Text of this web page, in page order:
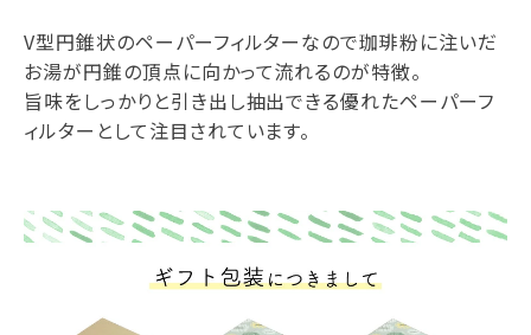
V型円錐状のペーパーフィルターなので珈琲粉に注いだ
お湯が円錐の頂点に向かって流れるのが特徴。
旨味をしっかりと引き出し抽出できる優れたペーパーフ
ィルターとして注目されています。